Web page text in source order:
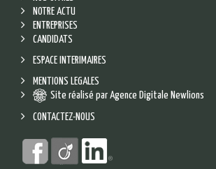
NOTRE ACTU
ENTREPRISES
CANDIDATS
ESPACE INTERIMAIRES
MENTIONS LEGALES
Site réalisé par Agence Digitale Newlions
CONTACTEZ-NOUS